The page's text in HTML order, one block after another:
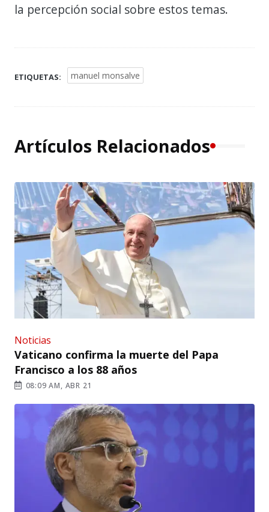
la percepción social sobre estos temas.
ETIQUETAS: manuel monsalve
Artículos Relacionados
Noticias
Vaticano confirma la muerte del Papa
Francisco a los 88 años
08:09 AM, ABR 21